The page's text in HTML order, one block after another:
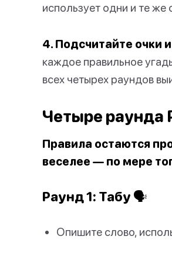
использует одни и те
4. Подсчитайте очки
каждое правильное
всех четырех раундов
Четыре раунда
Правила остаются
веселее — по мере
Раунд 1: Табу 🗣️
Опишите слово,